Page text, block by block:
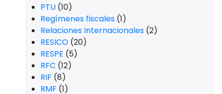
PTU (10)
Regímenes fiscales (1)
Relaciones Internacionales (2)
RESICO (20)
RESPE (5)
RFC (12)
RIF (8)
RMF (1)